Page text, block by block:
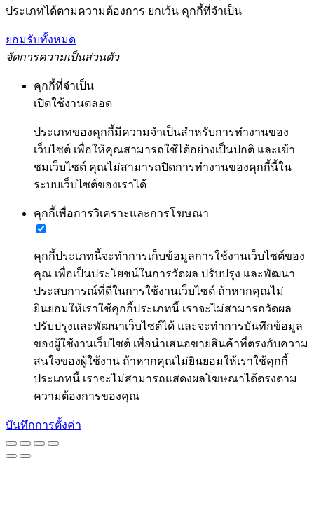
ประเภทได้ตามความต้องการ ยกเว้น คุกกี้ที่จำเป็น
ยอมรับทั้งหมด
จัดการความเป็นส่วนตัว
คุกกี้ที่จำเป็น
เปิดใช้งานตลอด
ประเภทของคุกกี้มีความจำเป็นสำหรับการทำงานของ
เว็บไซต์ เพื่อให้คุณสามารถใช้ได้อย่างเป็นปกติ และเข้า
ชมเว็บไซต์ คุณไม่สามารถปิดการทำงานของคุกกี้นี้ใน
ระบบเว็บไซต์ของเราได้
คุกกี้เพื่อการวิเคราะและการโฆษณา
คุกกี้ประเภทนี้จะทำการเก็บข้อมูลการใช้งานเว็บไซต์ของ
คุณ เพื่อเป็นประโยชน์ในการวัดผล ปรับปรุง และพัฒนา
ประสบการณ์ที่ดีในการใช้งานเว็บไซต์ ถ้าหากคุณไม่
ยินยอมให้เราใช้คุกกี้ประเภทนี้ เราจะไม่สามารถวัดผล
ปรับปรุงและพัฒนาเว็บไซต์ได้ และจะทำการบันทึกข้อมูล
ของผู้ใช้งานเว็บไซต์ เพื่อนำเสนอขายสินค้าที่ตรงกับความ
สนใจของผู้ใช้งาน ถ้าหากคุณไม่ยินยอมให้เราใช้คุกกี้
ประเภทนี้ เราจะไม่สามารถแสดงผลโฆษณาได้ตรงตาม
ความต้องการของคุณ
บันทึกการตั้งค่า